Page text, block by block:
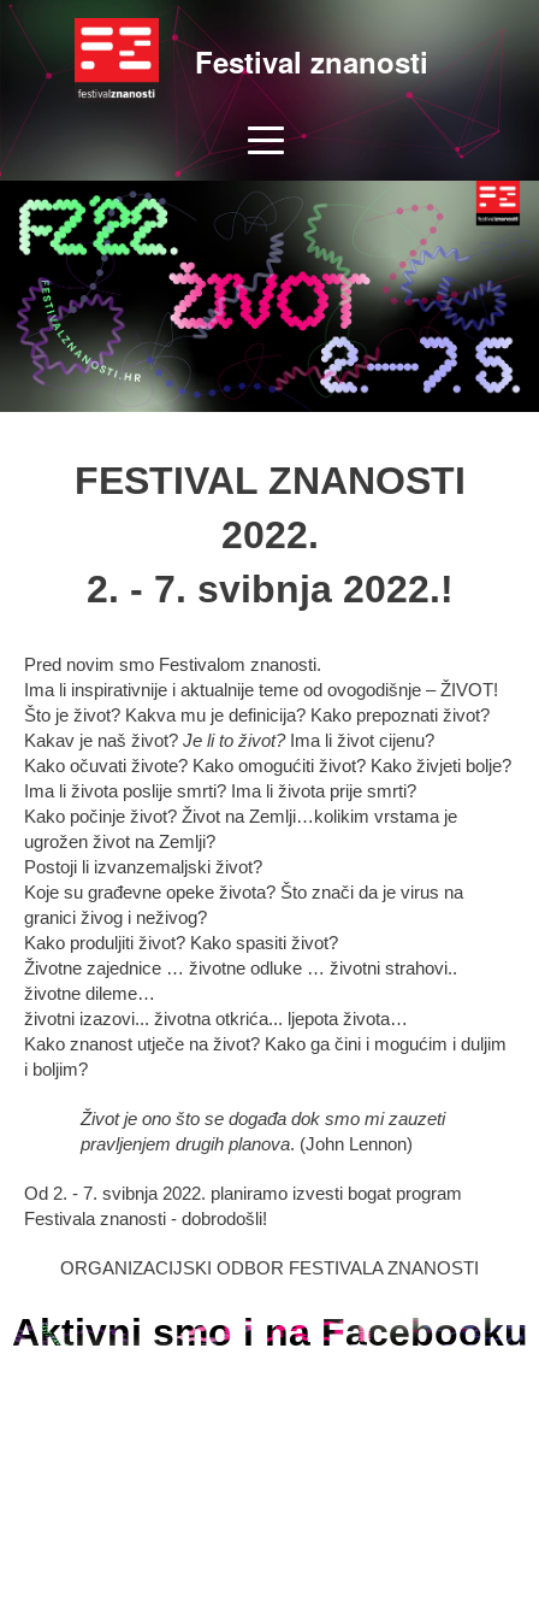
Festival znanosti
FESTIVAL ZNANOSTI
2022.
2. - 7. svibnja 2022.!
Pred novim smo Festivalom znanosti.
Ima li inspirativnije i aktualnije teme od ovogodišnje – ŽIVOT!
Što je život? Kakva mu je definicija? Kako prepoznati život?
Kakav je naš život?Je li to život?Ima li život cijenu?
Kako očuvati živote? Kako omogućiti život? Kako živjeti bolje?
Ima li života poslije smrti? Ima li života prije smrti?
Kako počinje život? Život na Zemlji…kolikim vrstama je
ugrožen život na Zemlji?
Postoji li izvanzemaljski život?
Koje su građevne opeke života? Što znači da je virus na
granici živog i neživog?
Kako produljiti život? Kako spasiti život?
Životne zajednice … životne odluke … životni strahovi..
životne dileme…
životni izazovi... životna otkrića... ljepota života…
Kako znanost utječe na život? Kako ga čini i mogućim i duljim
i boljim?
Život je ono što se događa dok smo mi zauzeti
pravljenjem drugih planova. (John Lennon)
Od 2. - 7. svibnja 2022. planiramo izvesti bogat program
Festivala znanosti - dobrodošli!
ORGANIZACIJSKI ODBOR FESTIVALA ZNANOSTI
Aktivni smo i na Facebooku